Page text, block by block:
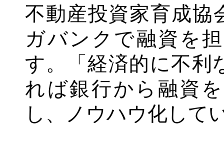
不動産投資家育成
ガバンクで融資を
す。「経済的に不利
れば銀行から融資
し、ノウハウ化して